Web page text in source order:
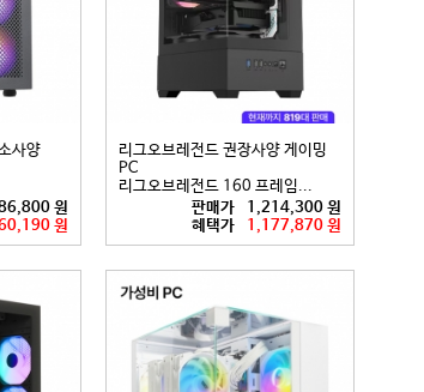
사양
원
원
리그오브레전드 권장사양 게이밍
PC
리그오브레전드 160 프레임...
판매가
1,214,300 원
혜택가
1,177,870 원